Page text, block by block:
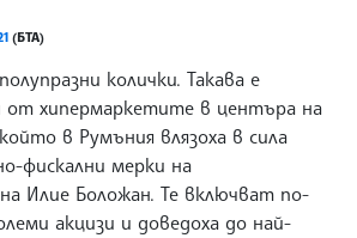
(БТА)
колички. Такава е
от хипермаркетите в центъра на
в Румъния влязоха в сила
фискални мерки на
Илие Боложан. Те включват по-
акцизи и доведоха до най-